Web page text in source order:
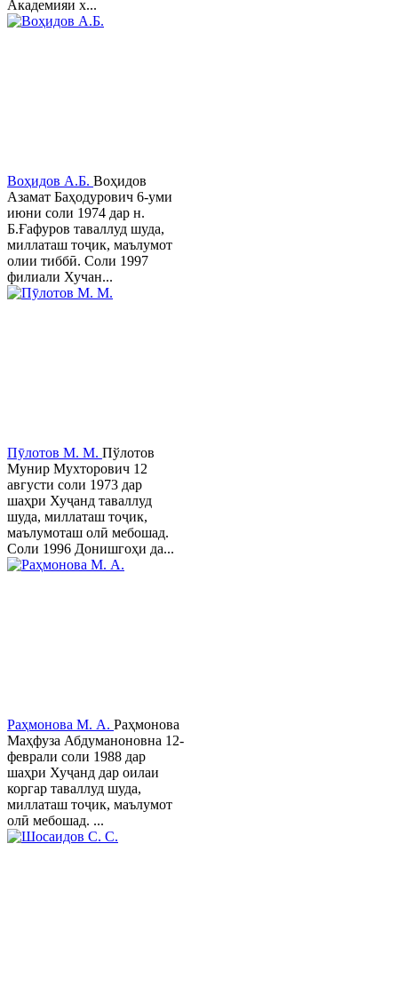
Академияи х...
Воҳидов А.Б. Воҳидов
Азамат Баҳодурович 6-уми
июни соли 1974 дар н.
Б.Ғафуров таваллуд шуда,
миллаташ тоҷик, маълумот
олии тиббӣ. Соли 1997
филиали Хучан...
Пӯлотов М. М. Пўлотов
Мунир Мухторович 12
августи соли 1973 дар
шаҳри Хуҷанд таваллуд
шуда, миллаташ тоҷик,
маълумоташ олӣ мебошад.
Соли 1996 Донишгоҳи да...
Раҳмонова М. А. Раҳмонова
Маҳфуза Абдуманоновна 12-
феврали соли 1988 дар
шаҳри Хуҷанд дар оилаи
коргар таваллуд шуда,
миллаташ тоҷик, маълумот
олӣ мебошад. ...